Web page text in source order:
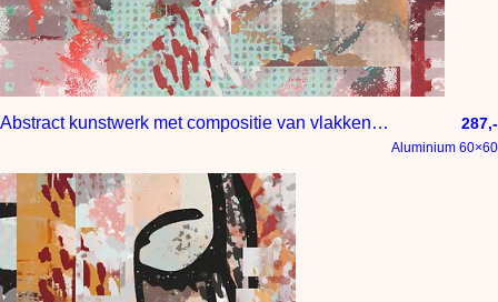
Abstract kunstwerk met compositie van vlakken in mintgroen oranje rood roze zwart en grijs tinten 287,-
Aluminium 60×60